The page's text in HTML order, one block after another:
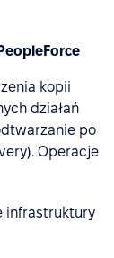
kopii
działań
po
Operacje
infrastruktury